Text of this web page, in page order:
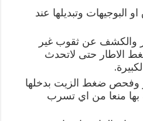
البوجيهات وتبديلها عند
والكشف عن ثقوب غير
الاطار حتى لاتحدث
وفحص ضغط الزيت بدخلها
بها منعا من اي تسرب